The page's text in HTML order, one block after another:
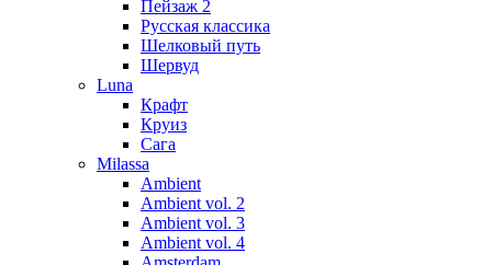
Пейзаж 2
Русская классика
Шелковый путь
Шервуд
Luna
Крафт
Круиз
Сага
Milassa
Ambient
Ambient vol. 2
Ambient vol. 3
Ambient vol. 4